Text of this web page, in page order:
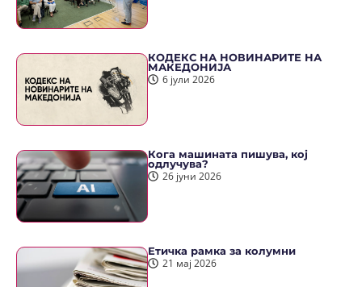
КОДЕКС НА НОВИНАРИТЕ НА
МАКЕДОНИЈА
6 јули 2026
Кога машината пишува, кој
одлучува?
26 јуни 2026
Етичка рамка за колумни
21 мај 2026